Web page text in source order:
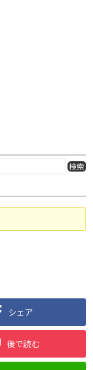
シェア
後で読む